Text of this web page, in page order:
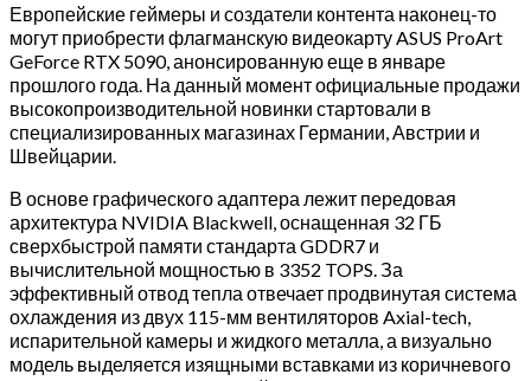
Европейские геймеры и создатели контента наконец-то
могут приобрести флагманскую видеокарту ASUS ProArt
GeForce RTX 5090, анонсированную еще в январе
прошлого года. На данный момент официальные продажи
высокопроизводительной новинки стартовали в
специализированных магазинах Германии, Австрии и
Швейцарии.
В основе графического адаптера лежит передовая
архитектура NVIDIA Blackwell, оснащенная 32 ГБ
сверхбыстрой памяти стандарта GDDR7 и
вычислительной мощностью в 3352 TOPS. За
эффективный отвод тепла отвечает продвинутая система
охлаждения из двух 115-мм вентиляторов Axial-tech,
испарительной камеры и жидкого металла, а визуально
модель выделяется изящными вставками из коричневого